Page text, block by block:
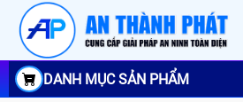
DANH MỤC SẢN PHẨM